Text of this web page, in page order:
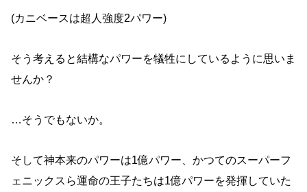
(カニベースは超人強度2パワー)
そう考えると結構なパワーを犠牲にしているように思いま
せんか？
…そうでもないか。
そして神本来のパワーは1億パワー、かつてのスーパーフ
ェニックスら運命の王子たちは1億パワーを発揮していた